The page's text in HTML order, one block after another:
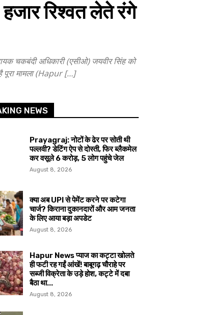
रिश्वत लेते रंगे
चकबंदी अधिकारी (एसीओ) जयवीर सिंह को
पूरा मामला (Hapur […]
NEWS
Prayagraj: नोटों के ढेर पर सोती थी
पल्लवी? डेटिंग ऐप से दोस्ती, फिर ब्लैकमेल
कर वसूले ₹6 करोड़, 5 लोग पहुंचे जेल
August 8, 2026
क्या अब UPI से पेमेंट करने पर कटेगा
चार्ज? किराना दुकानदारों और आम जनता
के लिए आया बड़ा अपडेट
August 8, 2026
Hapur News प्याज का कट्टा खोलते
ही फटी रह गईं आंखें! बाबूगढ़ चौराहे पर
सब्जी विक्रेता के उड़े होश, कट्टे में दबा
बैठा था...
August 8, 2026